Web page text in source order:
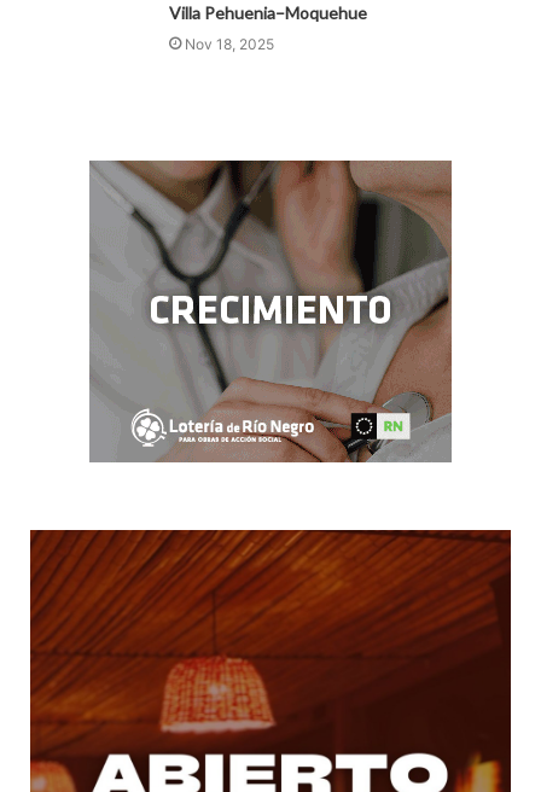
Villa Pehuenia–Moquehue
Nov 18, 2025